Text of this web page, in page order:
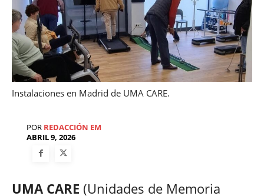
Instalaciones en Madrid de UMA CARE.
POR REDACCIÓN EM
ABRIL 9, 2026
UMA CARE (Unidades de Memoria